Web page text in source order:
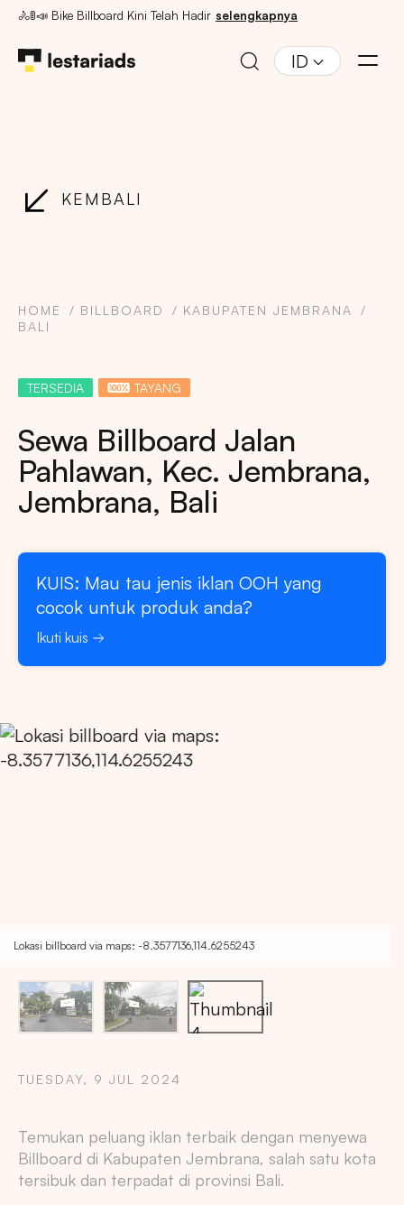
🚴🚦📣 Bike Billboard Kini Telah Hadir selengkapnya
ID
KEMBALI
HOME BILLBOARD
KABUPATEN JEMBRANA
BALI
TERSEDIA TAYANG
Sewa Billboard Jalan
Pahlawan, Kec. Jembrana,
Jembrana, Bali
KUIS: Mau tau jenis iklan OOH yang
cocok untuk produk anda?
Ikuti kuis
Lokasi billboard via maps: -8.3577136,114.6255243
TUESDAY, 9 JUL 2024
Temukan peluang iklan terbaik dengan menyewa
Billboard di Kabupaten Jembrana, salah satu kota
tersibuk dan terpadat di provinsi Bali.
Copy